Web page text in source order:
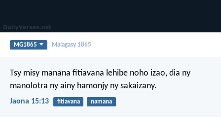
MG1865 Malagasy 1865
Tsy misy manana fitiavana lehibe noho izao, dia ny
manolotra ny ainy hamonjy ny sakaizany.
Jaona 15:13 fitiavana namana